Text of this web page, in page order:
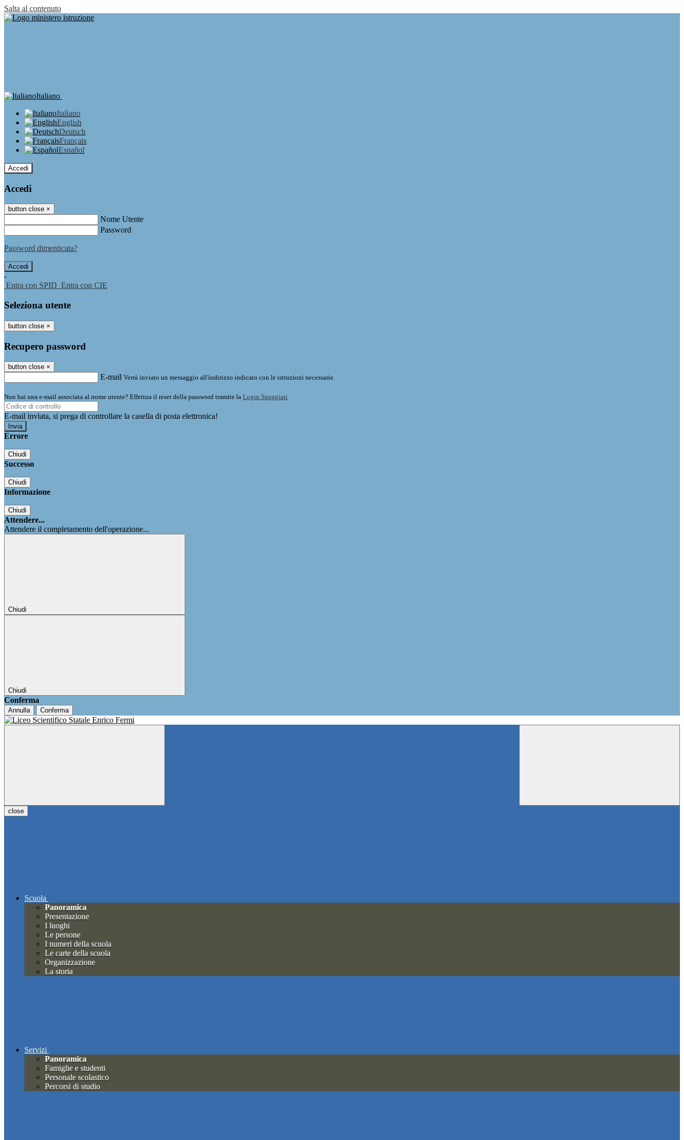
Salta al contenuto
Italiano
Italiano
English
Deutsch
Français
Español
Accedi
Accedi
button close ×
Nome Utente
Password
Password dimenticata?
-
Entra con SPID Entra con CIE
Seleziona utente
button close ×
Recupero password
button close ×
E-mail Verrà inviato un messaggio all'indirizzo indicato con le istruzioni necessarie.
Non hai una e-mail associata al nome utente? Effettua il reset della password tramite la Login Spaggiari
E-mail inviata, si prega di controllare la casella di posta elettronica!
Errore
Chiudi
Successo
Chiudi
Informazione
Chiudi
Attendere...
Attendere il completamento dell'operazione...
Chiudi
Chiudi
Conferma
Annulla Conferma
close
Scuola
Panoramica
Presentazione
I luoghi
Le persone
I numeri della scuola
Le carte della scuola
Organizzazione
La storia
Servizi
Panoramica
Famiglie e studenti
Personale scolastico
Percorsi di studio